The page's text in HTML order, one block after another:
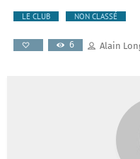
LE CLUB NON CLASSÉ
6 Alain